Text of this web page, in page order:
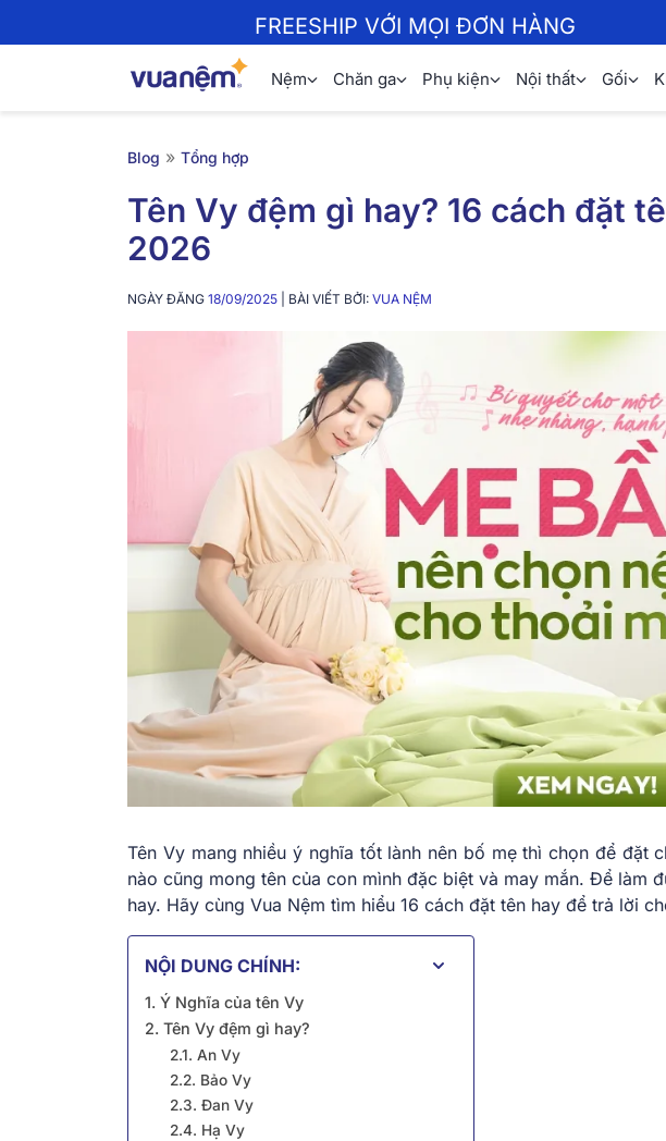
FREESHIP VỚI MỌI ĐƠN HÀNG
Nệm Chăn ga Phụ kiện Nội thất Gối
Blog » Tổng hợp
Tên Vy đệm gì hay? 16 cách đặt
2026
NGÀY ĐĂNG 18/09/2025 | BÀI VIẾT BỞI: VUA NỆM
Tên Vy mang nhiều ý nghĩa tốt lành nên bố mẹ thì chọn để đặt
nào cũng mong tên của con mình đặc biệt và may mắn. Để làm
hay. Hãy cùng Vua Nệm tìm hiểu 16 cách đặt tên hay để trả lời
NỘI DUNG CHÍNH:
1. Ý Nghĩa của tên Vy
2. Tên Vy đệm gì hay?
2.1. An Vy
2.2. Bảo Vy
2.3. Đan Vy
2.4. Hạ Vy